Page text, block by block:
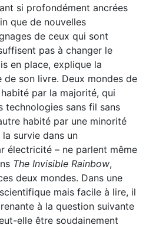
si profondément ancrées
que de nouvelles
de ceux qui sont
pas à changer le
en place, explique la
son livre. Deux mondes de
par la majorité, qui
technologies sans fil sans
habité par une minorité
survie dans un
électricité – ne parlent même
The Invisible Rainbow,
deux mondes. Dans une
mais facile à lire, il
à la question suivante
elle être soudainement